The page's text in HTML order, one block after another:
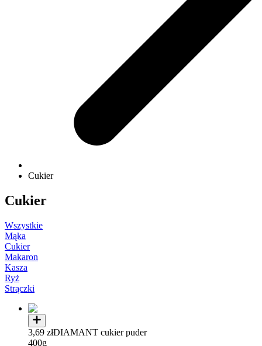
Cukier
Cukier
Wszystkie
Mąka
Cukier
Makaron
Kasza
Ryż
Strączki
3,69 złDIAMANT cukier puder
400g